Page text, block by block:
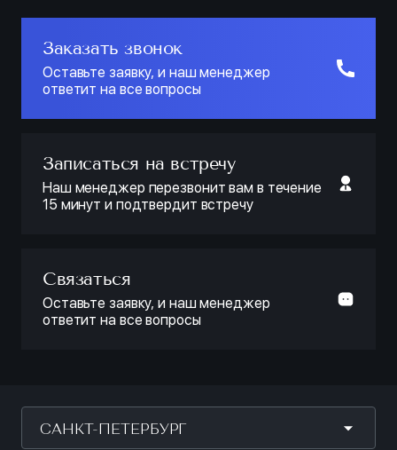
Заказать звонок
Оставьте заявку, и наш менеджер
ответит на все вопросы
Записаться на встречу
Наш менеджер перезвонит вам в течение
15 минут и подтвердит встречу
Связаться
Оставьте заявку, и наш менеджер
ответит на все вопросы
САНКТ-ПЕТЕРБУРГ